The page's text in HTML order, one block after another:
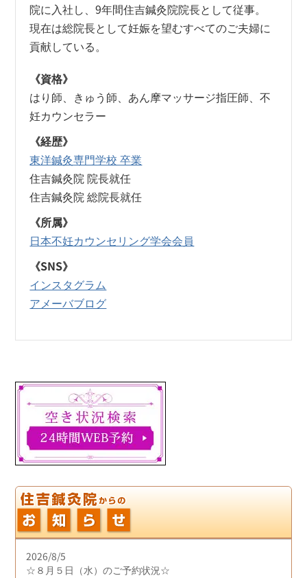
院に入社し、9年間住吉鍼灸院院長として従事。
現在は総院長として妊娠を望むすべてのご夫婦に
貢献している。
《資格》
はり師、きゅう師、あん摩マッサージ指圧師、不
妊カウンセラー
《経歴》
東洋鍼灸専門学校 卒業
住吉鍼灸院 院長就任
住吉鍼灸院 総院長就任
《所属》
日本不妊カウンセリング学会会員
《SNS》
インスタグラム
アメーバブログ
2026/8/5
☆８月５日（水）のご予約状況☆